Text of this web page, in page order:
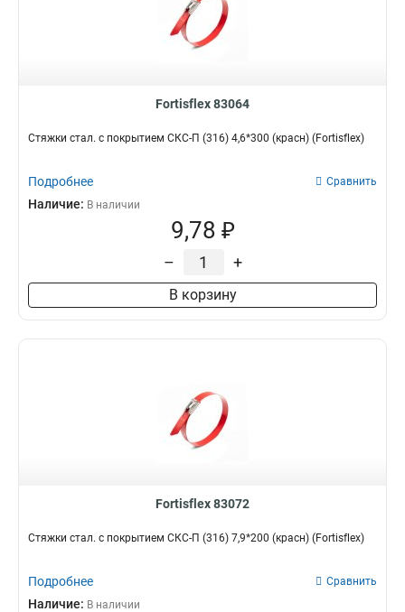
Fortisflex 83064
Стяжки стал. с покрытием СКС-П (316) 4,6*300 (красн) (Fortisflex)
Подробнее Сравнить
Наличие: В наличии
9,78 ₽
– +
В корзину
Fortisflex 83072
Стяжки стал. с покрытием СКС-П (316) 7,9*200 (красн) (Fortisflex)
Подробнее Сравнить
Наличие: В наличии